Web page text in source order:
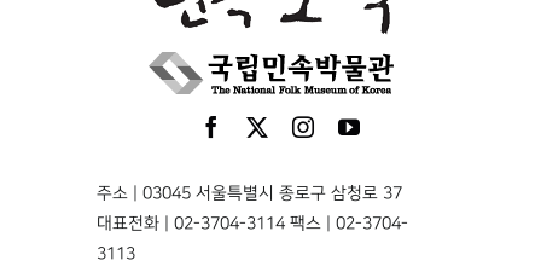
주소 | 03045 서울특별시 종로구 삼청로 37
대표전화 | 02-3704-3114 팩스 | 02-3704-
3113